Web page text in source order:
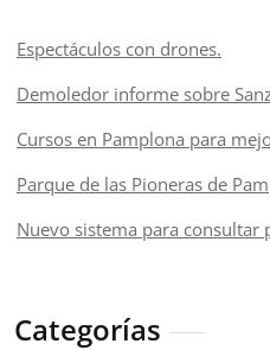
Espectáculos con drones.
Demoledor informe sobre
Cursos en Pamplona para
Parque de las Pioneras de
Nuevo sistema para consultar
Categorías